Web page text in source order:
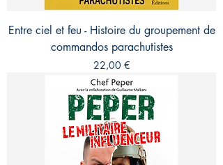
Entre ciel et feu - Histoire du groupement de
commandos parachutistes
Prix
22,00 €